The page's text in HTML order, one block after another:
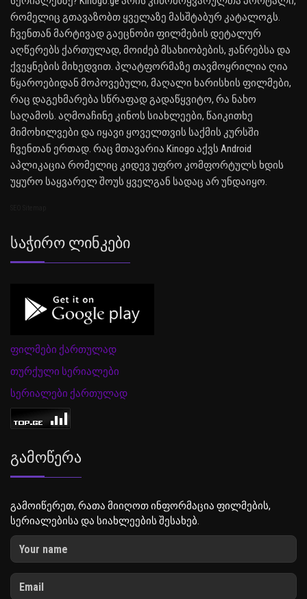
რომელიც გთავაზობთ ყველაზე მასშტაბურ კატალოგს.
ჩვენთან მარტივად გაეცნობი ფილმების დეტალურ
აღწერებს ქართულად, მოიძებ მსახიობების, ჟანრებსა და
ქვეყნების მიხედვით. პლატფორმაზე თავმოყრილია ღია
წყაროებიდან მოპოვებული, მაღალი ხარისხის ფილმები,
რაც დაგეხმარება სწრაფად გადაწყვიტო, რა ნახო
საღამოს. აღმოაჩინე კინოს სიახლეები, წაიკითხე
მიმოხილვები და იყავი ყოველთვის საქმის კურსში
ჩვენთან ერთად. რაც მთავარია Kinogo აქვს Android
აპლიკაცია რომელიც კიდევ უფრო კომფორტულს ხდის
უყურო საყვარელ შოუს ყველგან სადაც არ უნდაიყო.
Საჭირო Ლინკები
ფილმები ქართულად
თურქული სერიალები
სერიალები ქართულად
Გამოწერა
გამოიწერეთ, რათა მიიღოთ ინფორმაცია ფილმების,
სერიალებისა და სიახლეების შესახებ.